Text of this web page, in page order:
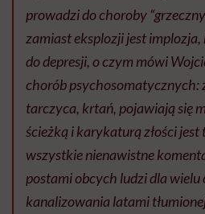
prowadzi do choroby
zamiast eksplozji jest
do depresji, o czym mówi
chorób psychosomatycznych:
tarczyca, krtań, pojawiają się
ścieżką i karykaturą złości
wszystkie nienawistne
postami obcych ludzi dla wielu
kanalizowania latami